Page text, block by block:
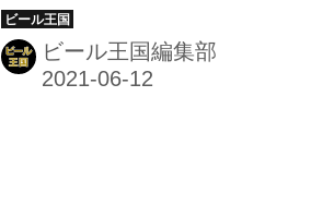
ンラインショップで購入できるように
なった。 「H.A.N.D」は枝廣一輝さん
と水畑順太さんが「世界中の人を笑顔
ビール王国編集部